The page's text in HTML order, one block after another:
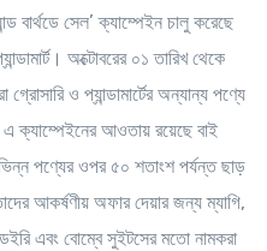
বার্থডে সেল’ ক্যাম্পেইন চালু করেছে
অক্টোবরের ০১ তারিখ থেকে
ও প্যান্ডামার্টের অন্যান্য পণ্যে
ক্যাম্পেইনের আওতায় রয়েছে বাই
পণ্যের ওপর ৫০ শতাংশ পর্যন্ত ছাড়
আকর্ষণীয় অফার দেয়ার জন্য ম্যাগি,
এবং বোম্বে সুইটসের মতো নামকরা